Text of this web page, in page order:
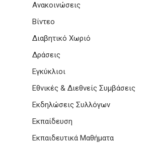
Ανακοινώσεις
Βίντεο
Διαβητικό Χωριό
Δράσεις
Εγκύκλιοι
Εθνικές & Διεθνείς Συμβάσεις
Εκδηλώσεις Συλλόγων
Εκπαίδευση
Εκπαιδευτικά Μαθήματα